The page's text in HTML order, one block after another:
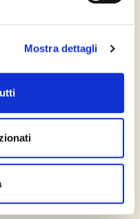
Mostra dettagli